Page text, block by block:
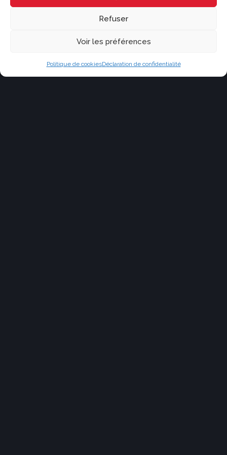
Refuser
Voir les préférences
Politique de cookiesDéclaration de confidentialité